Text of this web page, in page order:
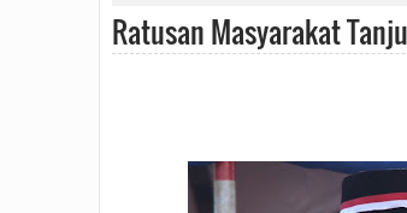
Ratusan Masyarakat